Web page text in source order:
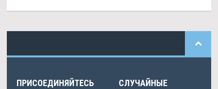
ПРИСОЕДИНЯЙТЕСЬ
СЛУЧАЙНЫЕ